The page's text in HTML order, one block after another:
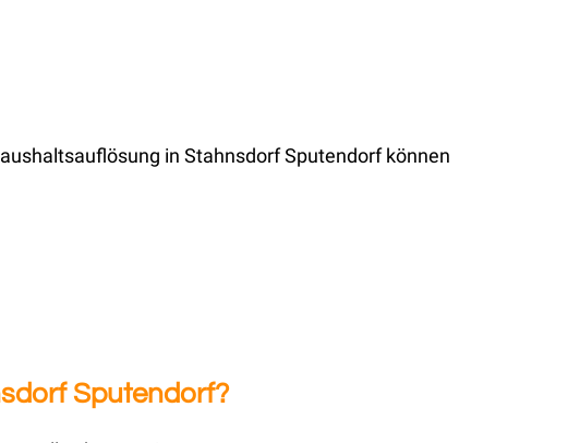
in Stahnsdorf Sputendorf können
Sputendorf?